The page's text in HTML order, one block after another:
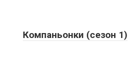
Компаньонки (сезон 1)